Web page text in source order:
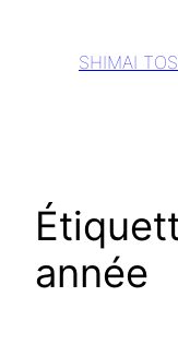
SHIMAI
année